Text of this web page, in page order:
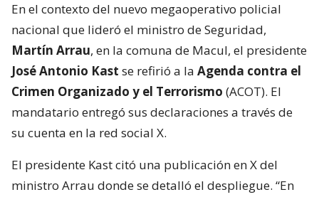
En el contexto del nuevo megaoperativo policial
nacional que lideró el ministro de Seguridad,
Martín Arrau, en la comuna de Macul, el presidente
José Antonio Kast se refirió a la Agenda contra el
Crimen Organizado y el Terrorismo (ACOT). El
mandatario entregó sus declaraciones a través de
su cuenta en la red social X.
El presidente Kast citó una publicación en X del
ministro Arrau donde se detalló el despliegue. “En